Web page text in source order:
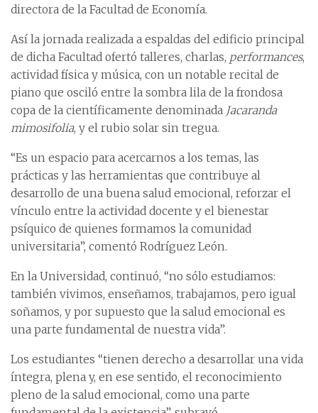
directora de la Facultad de Economía.
Así la jornada realizada a espaldas del edificio principal
de dicha Facultad ofertó talleres, charlas, performances,
actividad física y música, con un notable recital de
piano que osciló entre la sombra lila de la frondosa
copa de la científicamente denominada Jacaranda
mimosifolia, y el rubio solar sin tregua.
“Es un espacio para acercarnos a los temas, las
prácticas y las herramientas que contribuye al
desarrollo de una buena salud emocional, reforzar el
vínculo entre la actividad docente y el bienestar
psíquico de quienes formamos la comunidad
universitaria”, comentó Rodríguez León.
En la Universidad, continuó, “no sólo estudiamos:
también vivimos, enseñamos, trabajamos, pero igual
soñamos, y por supuesto que la salud emocional es
una parte fundamental de nuestra vida”.
Los estudiantes “tienen derecho a desarrollar una vida
íntegra, plena y, en ese sentido, el reconocimiento
pleno de la salud emocional, como una parte